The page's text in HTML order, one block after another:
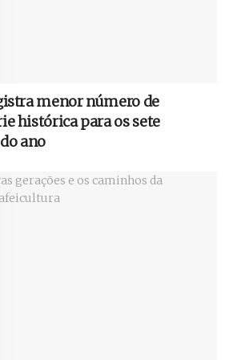
menor número de
histórica para os sete
ano